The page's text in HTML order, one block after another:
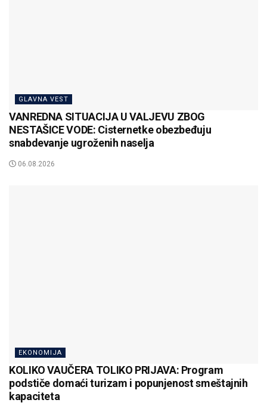
GLAVNA VEST
VANREDNA SITUACIJA U VALJEVU ZBOG
NESTAŠICE VODE: Cisternetke obezbeđuju
snabdevanje ugroženih naselja
06.08.2026
EKONOMIJA
KOLIKO VAUČERA TOLIKO PRIJAVA: Program
podstiče domaći turizam i popunjenost smeštajnih
kapaciteta